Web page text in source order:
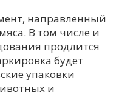
направленный
В том числе и
продлится
будет
упаковки
и